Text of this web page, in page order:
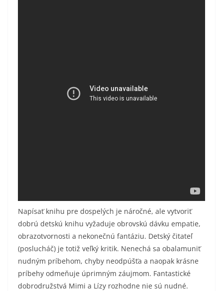
Napísať knihu pre dospelých je náročné, ale vytvoriť
dobrú detskú knihu vyžaduje obrovskú dávku empatie,
obrazotvornosti a nekonečnú fantáziu. Detský čitateľ
(poslucháč) je totiž veľký kritik. Nenechá sa obalamuniť
nudným príbehom, chyby neodpúšťa a naopak krásne
príbehy odmeňuje úprimným záujmom. Fantastické
dobrodružstvá Mimi a Lízy rozhodne nie sú nudné.